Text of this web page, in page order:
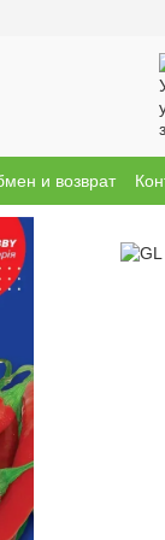
и возврат
о магазине